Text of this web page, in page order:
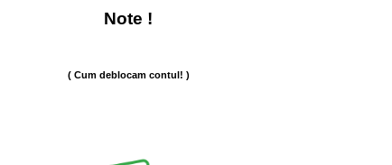
Note !
( Cum deblocam contul! )